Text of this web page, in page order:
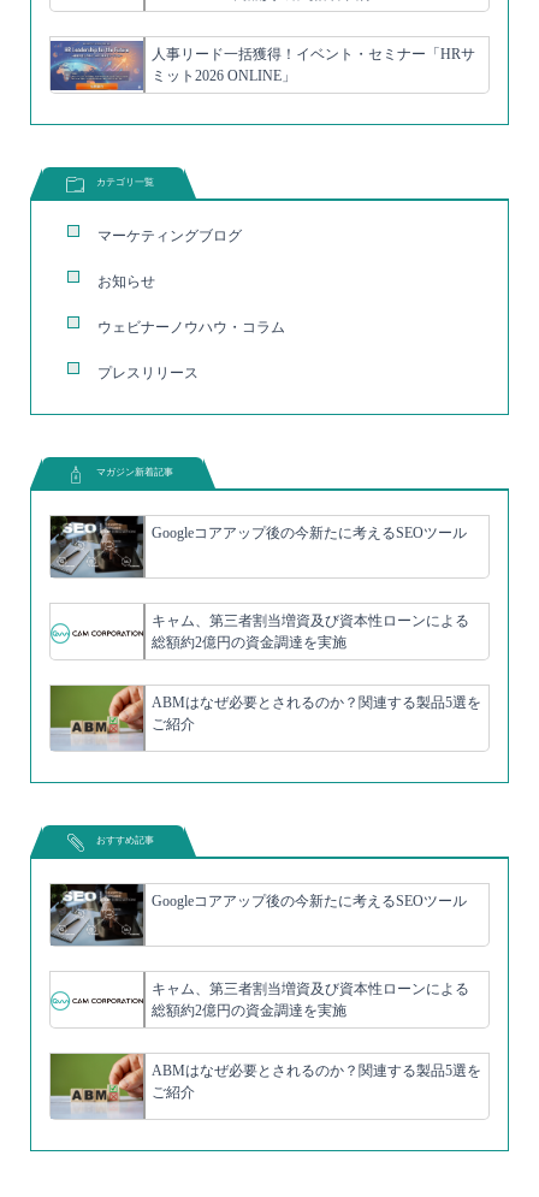
人事リード一括獲得！イベント・セミナー「HRサ
ミット2026 ONLINE」
カテゴリ一覧
マーケティングブログ
お知らせ
ウェビナーノウハウ・コラム
プレスリリース
マガジン新着記事
Googleコアアップ後の今新たに考えるSEOツール
キャム、第三者割当増資及び資本性ローンによる
総額約2億円の資金調達を実施
ABMはなぜ必要とされるのか？関連する製品5選を
ご紹介
おすすめ記事
Googleコアアップ後の今新たに考えるSEOツール
キャム、第三者割当増資及び資本性ローンによる
総額約2億円の資金調達を実施
ABMはなぜ必要とされるのか？関連する製品5選を
ご紹介